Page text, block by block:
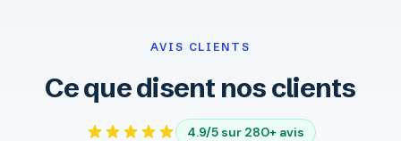
AVIS CLIENTS
Ce que disent nos clients
4.9/5 sur 280+ avis